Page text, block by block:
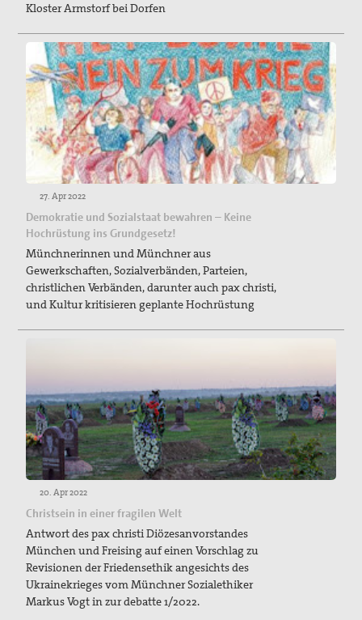
Kloster Armstorf bei Dorfen
27. Apr 2022
Demokratie und Sozialstaat bewahren – Keine
Hochrüstung ins Grundgesetz!
Münchnerinnen und Münchner aus
Gewerkschaften, Sozialverbänden, Parteien,
christlichen Verbänden, darunter auch pax christi,
und Kultur kritisieren geplante Hochrüstung
20. Apr 2022
Christsein in einer fragilen Welt
Antwort des pax christi Diözesanvorstandes
München und Freising auf einen Vorschlag zu
Revisionen der Friedensethik angesichts des
Ukrainekrieges vom Münchner Sozialethiker
Markus Vogt in zur debatte 1/2022.